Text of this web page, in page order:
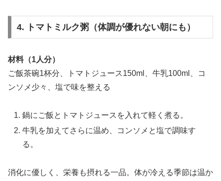
4. トマトミルク粥（体調が優れない朝にも）
材料（1人分）
ご飯茶碗1杯分、トマトジュース150ml、牛乳100ml、コ
ンソメ少々、塩で味を整える
鍋にご飯とトマトジュースを入れて軽く煮る。
牛乳を加えてさらに温め、コンソメと塩で調味す
る。
消化に優しく、栄養も摂れる一品。体が冷える季節は温か